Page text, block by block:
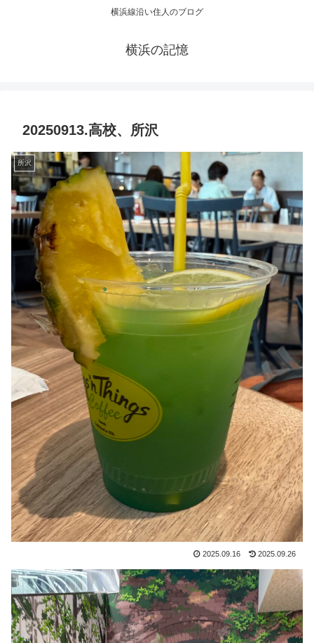
横浜線沿い住人のブログ
横浜の記憶
20250913.高校、所沢
所沢
2025.09.16 2025.09.26